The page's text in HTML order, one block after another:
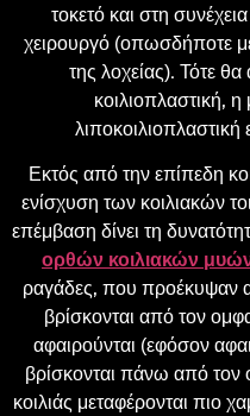
τοκετό και στη
χειρουργό (οπωσδήποτε
της λοχείας). Τότε
κοιλιοπλαστική, η
λιποκοιλιοπλαστική
Εκτός από την επίπεδη
ενίσχυση των κοιλιακών
επέμβαση δίνει τη
ορθών κοιλιακών
ραγάδες, που προέκυψαν
βρίσκονται από τον
αφαιρούνται (εφόσον
βρίσκονται πάνω από τον
κοιλιάς μεταφέρονται πιο